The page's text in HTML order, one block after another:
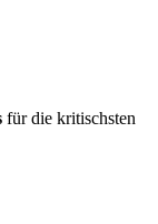
für die kritischsten